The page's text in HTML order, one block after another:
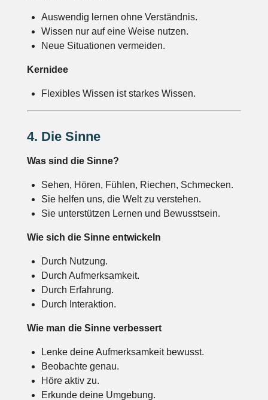
Auswendig lernen ohne Verständnis.
Wissen nur auf eine Weise nutzen.
Neue Situationen vermeiden.
Kernidee
Flexibles Wissen ist starkes Wissen.
4. Die Sinne
Was sind die Sinne?
Sehen, Hören, Fühlen, Riechen, Schmecken.
Sie helfen uns, die Welt zu verstehen.
Sie unterstützen Lernen und Bewusstsein.
Wie sich die Sinne entwickeln
Durch Nutzung.
Durch Aufmerksamkeit.
Durch Erfahrung.
Durch Interaktion.
Wie man die Sinne verbessert
Lenke deine Aufmerksamkeit bewusst.
Beobachte genau.
Höre aktiv zu.
Erkunde deine Umgebung.